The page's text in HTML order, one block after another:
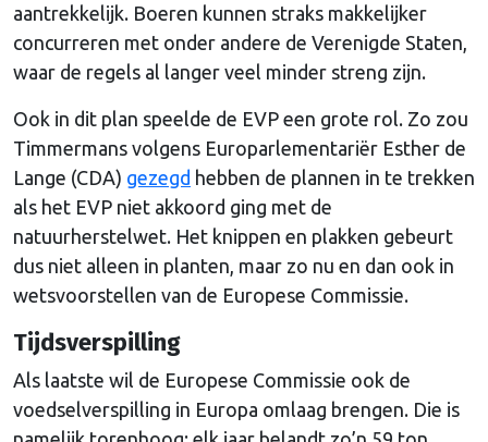
aantrekkelijk. Boeren kunnen straks makkelijker
concurreren met onder andere de Verenigde Staten,
waar de regels al langer veel minder streng zijn.
Ook in dit plan speelde de EVP een grote rol. Zo zou
Timmermans volgens Europarlementariër Esther de
Lange (CDA) gezegd hebben de plannen in te trekken
als het EVP niet akkoord ging met de
natuurherstelwet. Het knippen en plakken gebeurt
dus niet alleen in planten, maar zo nu en dan ook in
wetsvoorstellen van de Europese Commissie.
Tijdsverspilling
Als laatste wil de Europese Commissie ook de
voedselverspilling in Europa omlaag brengen. Die is